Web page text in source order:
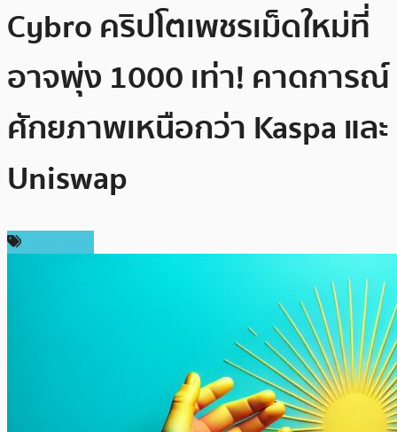
Cybro คริปโตเพชรเม็ดใหม่ที่
อาจพุ่ง 1000 เท่า! คาดการณ์
ศักยภาพเหนือกว่า Kaspa และ
Uniswap